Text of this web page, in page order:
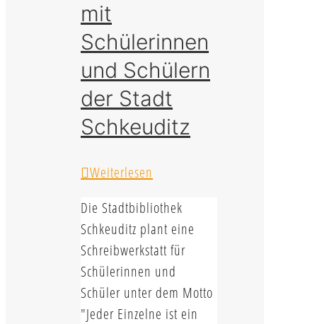
mit
Schülerinnen
und Schülern
der Stadt
Schkeuditz
Weiterlesen
Die Stadtbibliothek
Schkeuditz plant eine
Schreibwerkstatt für
Schülerinnen und
Schüler unter dem Motto
"Jeder Einzelne ist ein